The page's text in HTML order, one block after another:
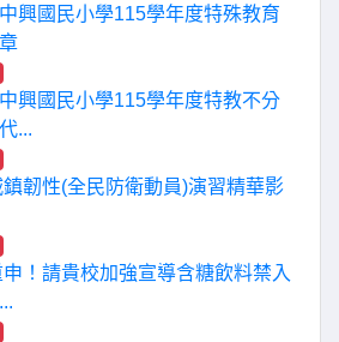
興國民小學115學年度特殊教育
興國民小學115學年度特教不分
...
韌性(全民防衛動員)演習精華影
！請貴校加強宣導含糖飲料禁入